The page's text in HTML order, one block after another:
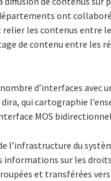
ont
les contenus entre
de contenu entre les
d’interfaces avec
qui cartographie
MOS
l’infrastructure du
informations sur les
et transférées